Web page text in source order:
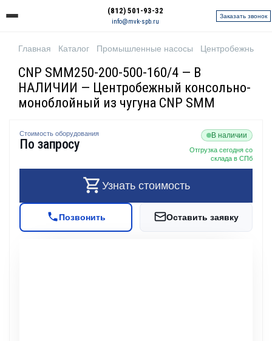
(812) 501-93-32
info@mvk-spb.ru
Заказать звонок
Главная Каталог Промышленные насосы Центробежные
CNP SMM250-200-500-160/4 — В
НАЛИЧИИ — Центробежный консольно-
моноблойный из чугуна CNP SMM
Стоимость оборудования
По запросу
В наличии
Отгрузка сегодня со
склада в СПб
Узнать стоимость
Позвонить Оставить заявку